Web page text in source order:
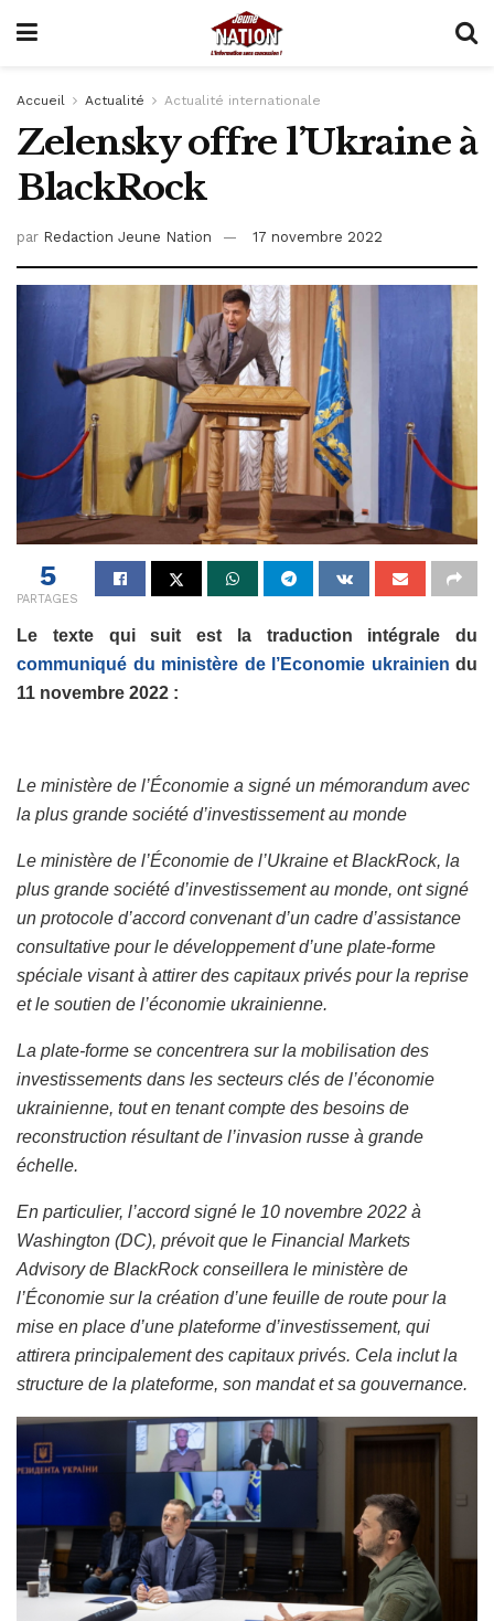
Accueil Actualité Actualité internationale
Zelensky offre l’Ukraine à
BlackRock
par Redaction Jeune Nation 17 novembre 2022
5
PARTAGES
Le texte qui suit est la traduction intégrale du
communiqué du ministère de l’Economie ukrainien du
11 novembre 2022 :
Le ministère de l’Économie a signé un mémorandum avec
la plus grande société d’investissement au monde
Le ministère de l’Économie de l’Ukraine et BlackRock, la
plus grande société d’investissement au monde, ont signé
un protocole d’accord convenant d’un cadre d’assistance
consultative pour le développement d’une plate-forme
spéciale visant à attirer des capitaux privés pour la reprise
et le soutien de l’économie ukrainienne.
La plate-forme se concentrera sur la mobilisation des
investissements dans les secteurs clés de l’économie
ukrainienne, tout en tenant compte des besoins de
reconstruction résultant de l’invasion russe à grande
échelle.
En particulier, l’accord signé le 10 novembre 2022 à
Washington (DC), prévoit que le Financial Markets
Advisory de BlackRock conseillera le ministère de
l’Économie sur la création d’une feuille de route pour la
mise en place d’une plateforme d’investissement, qui
attirera principalement des capitaux privés. Cela inclut la
structure de la plateforme, son mandat et sa gouvernance.